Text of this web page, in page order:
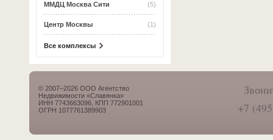
(5)
ММДЦ Москва Сити
(1)
Центр Москвы
Все комплексы
© 2007–2026 ООО Агентство
Недвижимости «Славянка»
ИНН 7743663096, КПП 772901001
ОГРН 1077761389903
+7